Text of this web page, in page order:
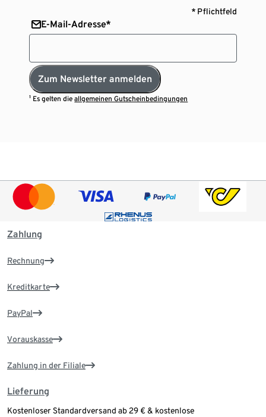
* Pflichtfeld
E-Mail-Adresse*
Zum Newsletter anmelden
¹ Es gelten dieallgemeinen Gutscheinbedingungen
Zahlung
Rechnung
Kreditkarte
PayPal
Vorauskasse
Zahlung in der Filiale
Lieferung
Kostenloser Standardversand ab 29 € & kostenlose